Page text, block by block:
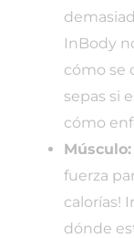
InBody
cómo se
sepas si
cómo
Músculo:
fuerza
calorías!
dónde